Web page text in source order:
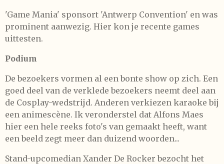
'Game Mania' sponsort 'Antwerp Convention' en was
prominent aanwezig. Hier kon je recente games
uittesten.
Podium
De bezoekers vormen al een bonte show op zich. Een
goed deel van de verklede bezoekers neemt deel aan
de Cosplay-wedstrijd. Anderen verkiezen karaoke bij
een animescène. Ik veronderstel dat Alfons Maes
hier een hele reeks foto's van gemaakt heeft, want
een beeld zegt meer dan duizend woorden...
Stand-upcomedian Xander De Rocker bezocht het